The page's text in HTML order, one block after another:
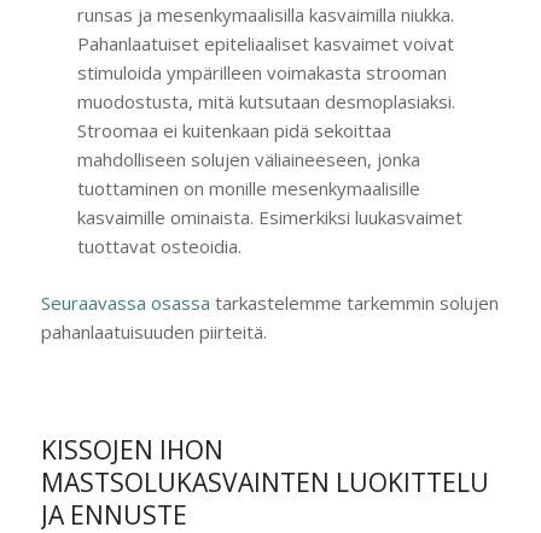
runsas ja mesenkymaalisilla kasvaimilla niukka.
Pahanlaatuiset epiteliaaliset kasvaimet voivat
stimuloida ympärilleen voimakasta strooman
muodostusta, mitä kutsutaan desmoplasiaksi.
Stroomaa ei kuitenkaan pidä sekoittaa
mahdolliseen solujen väliaineeseen, jonka
tuottaminen on monille mesenkymaalisille
kasvaimille ominaista. Esimerkiksi luukasvaimet
tuottavat osteoidia.
Seuraavassa osassa tarkastelemme tarkemmin solujen
pahanlaatuisuuden piirteitä.
KISSOJEN IHON
MASTSOLUKASVAINTEN LUOKITTELU
JA ENNUSTE